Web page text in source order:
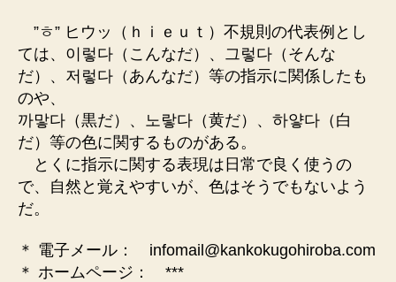
ン
ト
注
意
項
（２
０
０
８）
”ㅎ” ヒウッ（ｈｉｅｕｔ）不規則の代表例とし
ては、이렇다（こんなだ）、그렇다（そんな
だ）、저렇다（あんなだ）等の指示に関係したも
のや、
까맣다（黒だ）、노랗다（黄だ）、하얗다（白
だ）等の色に関するものがある。
とくに指示に関する表現は日常で良く使うの
で、自然と覚えやすいが、色はそうでもないよう
だ。
＊ 電子メール： infomail@kankokugohiroba.com
＊ ホームページ： ***